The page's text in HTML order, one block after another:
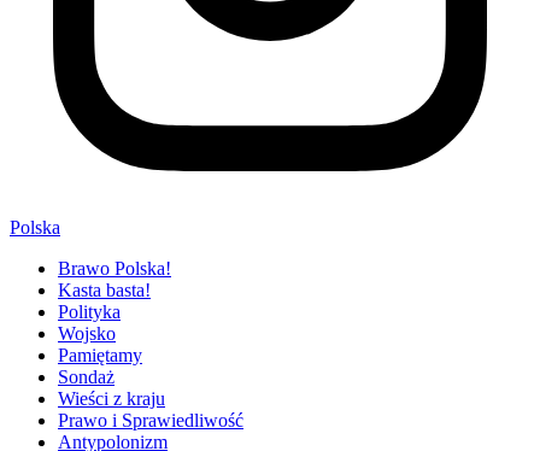
Polska
Brawo Polska!
Kasta basta!
Polityka
Wojsko
Pamiętamy
Sondaż
Wieści z kraju
Prawo i Sprawiedliwość
Antypolonizm